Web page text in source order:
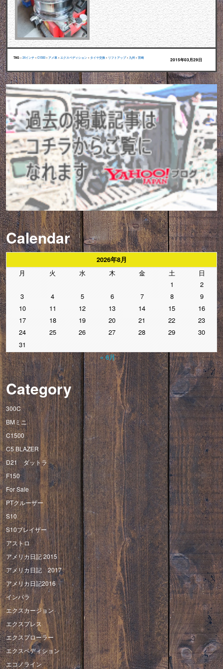
TAG : 24インチ • C1500 • アメ車 • エクスペディション • タイヤ交換 • リフトアップ• 九州 • 宮崎 2015年03月29日
Calendar
2026年8月
月 火 水 木 金 土
日
1
2
3
4 5 6 7 8
9
10
11 12 13 14 15
16
17
18 19 20 21 22
23
24
25 26 27 28 29
30
31
« 6月
Category
300C
BMミニ
C1500
C5 BLAZER
D21 ダットラ
F150
For Sale
PTクルーザー
S10
S10ブレイザー
アストロ
アメリカ日記 2015
アメリカ日記 2017
アメリカ日記2016
インパラ
エクスカージョン
エクスプレス
エクスプローラー
エクスペディション
エコノライン